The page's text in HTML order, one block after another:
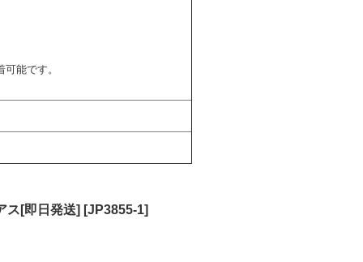
能です。
ス[即日発送] [JP3855-1]